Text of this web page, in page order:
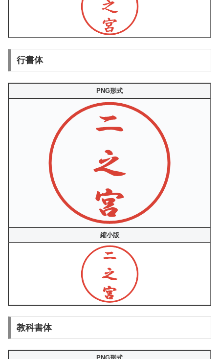
行書体
PNG形式
縮小版
教科書体